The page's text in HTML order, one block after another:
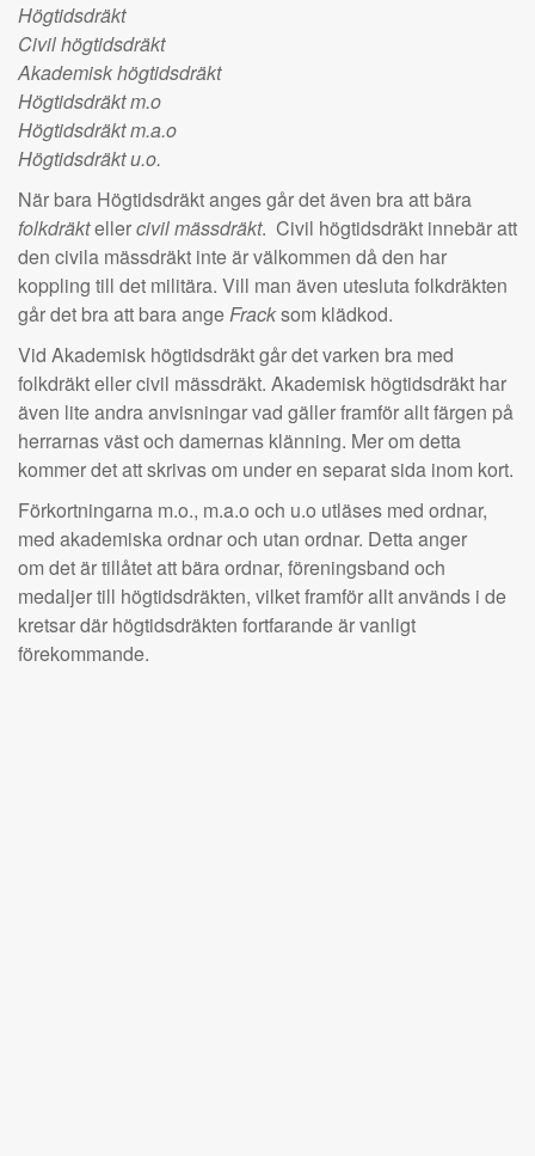
Högtidsdräkt
Civil högtidsdräkt
Akademisk högtidsdräkt
Högtidsdräkt m.o
Högtidsdräkt m.a.o
Högtidsdräkt u.o.
När bara Högtidsdräkt anges går det även bra att bära
folkdräktellercivil mässdräkt. Civil högtidsdräkt innebär att
den civila mässdräkt inte är välkommen då den har
koppling till det militära. Vill man även utesluta folkdräkten
går det bra att bara angeFracksom klädkod.
Vid Akademisk högtidsdräkt går det varken bra med
folkdräkt eller civil mässdräkt. Akademisk högtidsdräkt har
även lite andra anvisningar vad gäller framför allt färgen på
herrarnas väst och damernas klänning. Mer om detta
kommer det att skrivas om under en separat sida inom kort.
Förkortningarna m.o., m.a.o och u.o utläses med ordnar,
med akademiska ordnar och utan ordnar. Detta anger
om det är tillåtet att bära ordnar, föreningsband och
medaljer till högtidsdräkten, vilket framför allt används i de
kretsar där högtidsdräkten fortfarande är vanligt
förekommande.